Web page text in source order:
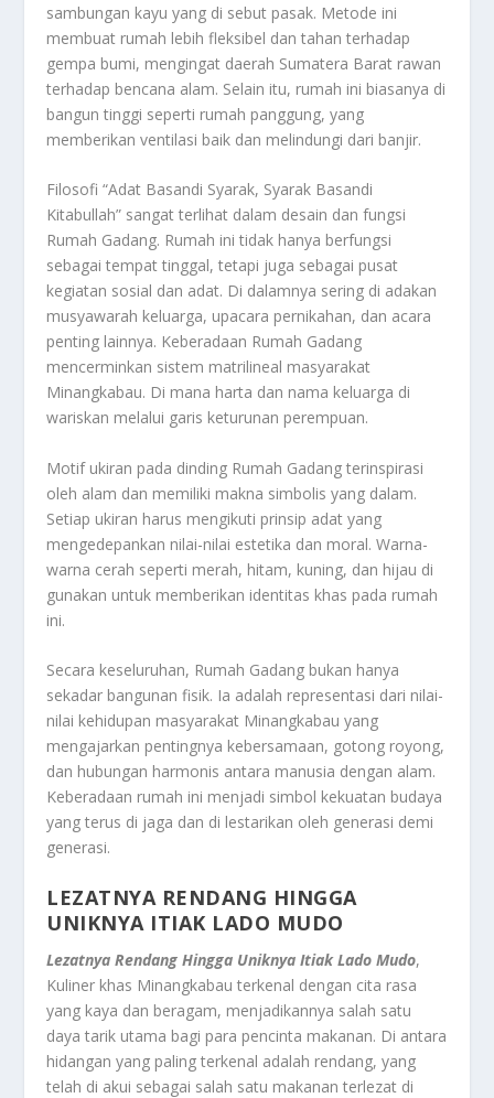
sambungan kayu yang di sebut pasak. Metode ini
membuat rumah lebih fleksibel dan tahan terhadap
gempa bumi, mengingat daerah Sumatera Barat rawan
terhadap bencana alam. Selain itu, rumah ini biasanya di
bangun tinggi seperti rumah panggung, yang
memberikan ventilasi baik dan melindungi dari banjir.
Filosofi “Adat Basandi Syarak, Syarak Basandi
Kitabullah” sangat terlihat dalam desain dan fungsi
Rumah Gadang. Rumah ini tidak hanya berfungsi
sebagai tempat tinggal, tetapi juga sebagai pusat
kegiatan sosial dan adat. Di dalamnya sering di adakan
musyawarah keluarga, upacara pernikahan, dan acara
penting lainnya. Keberadaan Rumah Gadang
mencerminkan sistem matrilineal masyarakat
Minangkabau. Di mana harta dan nama keluarga di
wariskan melalui garis keturunan perempuan.
Motif ukiran pada dinding Rumah Gadang terinspirasi
oleh alam dan memiliki makna simbolis yang dalam.
Setiap ukiran harus mengikuti prinsip adat yang
mengedepankan nilai-nilai estetika dan moral. Warna-
warna cerah seperti merah, hitam, kuning, dan hijau di
gunakan untuk memberikan identitas khas pada rumah
ini.
Secara keseluruhan, Rumah Gadang bukan hanya
sekadar bangunan fisik. Ia adalah representasi dari nilai-
nilai kehidupan masyarakat Minangkabau yang
mengajarkan pentingnya kebersamaan, gotong royong,
dan hubungan harmonis antara manusia dengan alam.
Keberadaan rumah ini menjadi simbol kekuatan budaya
yang terus di jaga dan di lestarikan oleh generasi demi
generasi.
LEZATNYA RENDANG HINGGA
UNIKNYA ITIAK LADO MUDO
Lezatnya Rendang Hingga Uniknya Itiak Lado Mudo,
Kuliner khas Minangkabau terkenal dengan cita rasa
yang kaya dan beragam, menjadikannya salah satu
daya tarik utama bagi para pencinta makanan. Di antara
hidangan yang paling terkenal adalah rendang, yang
telah di akui sebagai salah satu makanan terlezat di